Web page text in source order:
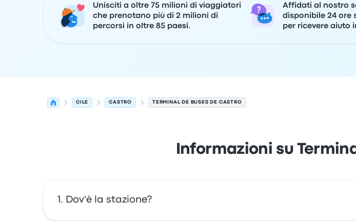
Unisciti a oltre 75 milioni di viaggiatori
che prenotano più di 2 milioni di
percorsi in oltre 85 paesi.
Affidati al nostro
disponibile 24 ore
per ricevere aiuto
CILE CASTRO TERMINAL DE BUSES DE CASTRO
Informazioni su
Dov'è la stazione?